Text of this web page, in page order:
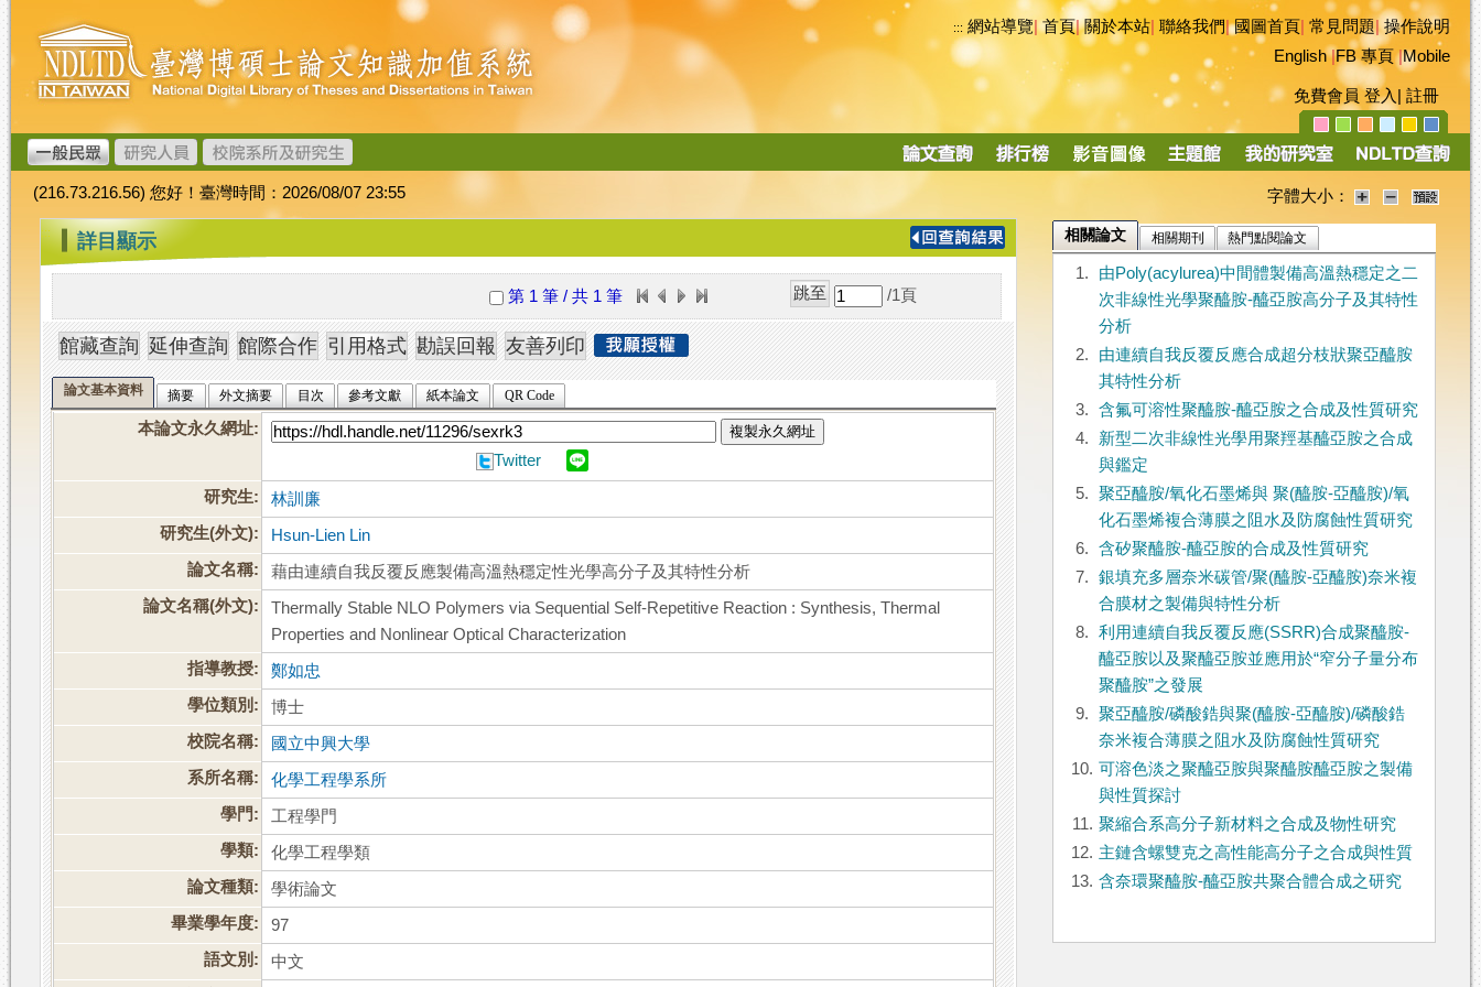
跳
到
主
要
內
容
臺
灣
博
碩
士
論
文
加
值
系
統
::: 網站導覽|首頁|關於本站 聯絡我們|國圖首頁 常見問題|操作說明
English|FB 專頁|Mobile
免費會員 登入 註冊
導
(216.73.216.56) 您好！臺灣時間：2026/08/07 23:55 字體大小：
::: 詳目顯示
第 1 筆 / 共 1 筆 /1 頁
論文基本資料 摘要 外文摘要 目次 參考文獻 紙本論文 QR Code
本論文永久網址: 複製永久網址
Twitter
研究生:
林訓廉
研究生(外文):
Hsun-Lien Lin
論文名稱:
藉由連續自我反覆反應製備高溫熱穩定性光學高分子及其特性分析
論文名稱(外文):
Thermally Stable NLO Polymers via Sequential Self-Repetitive Reaction : Synthesis, Thermal
Properties and Nonlinear Optical Characterization
指導教授:
鄭如忠
學位類別:
博士
校院名稱:
國立中興大學
系所名稱:
化學工程學系所
學門:
工程學門
學類:
化學工程學類
論文種類:
學術論文
畢業學年度:
97
語文別:
中文
相關論文 相關期刊 熱門點閱論文
1.
由Poly(acylurea)中間體製備高溫熱穩定之二
次非線性光學聚醯胺-醯亞胺高分子及其特性
分析
2.
由連續自我反覆反應合成超分枝狀聚亞醯胺
其特性分析
3.
含氟可溶性聚醯胺-醯亞胺之合成及性質研究
4.
新型二次非線性光學用聚羥基醯亞胺之合成
與鑑定
5.
聚亞醯胺/氧化石墨烯與 聚(醯胺-亞醯胺)/氧
化石墨烯複合薄膜之阻水及防腐蝕性質研究
6.
含矽聚醯胺-醯亞胺的合成及性質研究
7.
銀填充多層奈米碳管/聚(醯胺-亞醯胺)奈米複
合膜材之製備與特性分析
8.
利用連續自我反覆反應(SSRR)合成聚醯胺-
醯亞胺以及聚醯亞胺並應用於“窄分子量分布
聚醯胺”之發展
9.
聚亞醯胺/磷酸鋯與聚(醯胺-亞醯胺)/磷酸鋯
奈米複合薄膜之阻水及防腐蝕性質研究
10. 可溶色淡之聚醯亞胺與聚醯胺醯亞胺之製備
與性質探討
11. 聚縮合系高分子新材料之合成及物性研究
12. 主鏈含螺雙克之高性能高分子之合成與性質
13. 含奈環聚醯胺-醯亞胺共聚合體合成之研究